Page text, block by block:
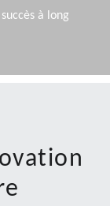
à long